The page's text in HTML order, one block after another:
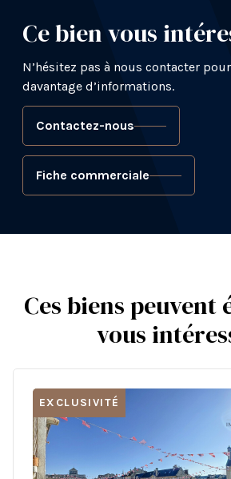
Ce bien vous
N’hésitez pas à nous contacter
davantage d’informations.
Contactez-nous
Fiche commerciale
Ces biens peuvent
vous
EXCLUSIVITÉ